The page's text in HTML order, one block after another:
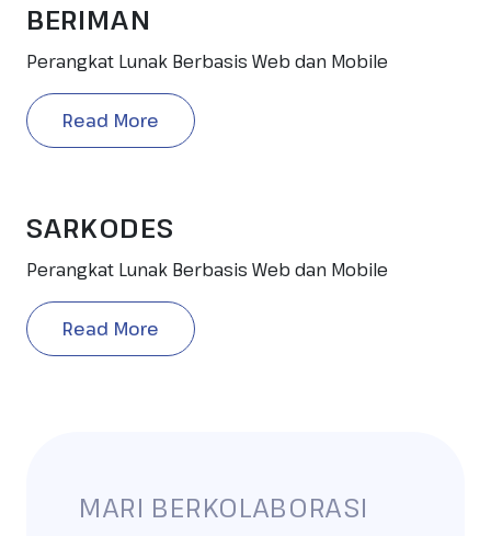
BERIMAN
Perangkat Lunak Berbasis Web dan Mobile
Read More
SARKODES
Perangkat Lunak Berbasis Web dan Mobile
Read More
MARI BERKOLABORASI